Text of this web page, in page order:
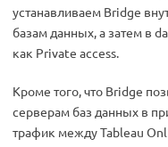
устанавливаем Bridge
базам данных, а затем в
как Private access.
Кроме того, что Bridge
серверам баз данных в
трафик между Tableau